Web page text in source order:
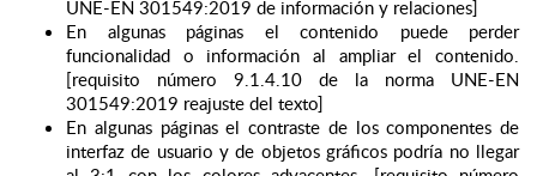
UNE-EN 301549:2019 de información y relaciones]
En algunas páginas el contenido puede perder
funcionalidad o información al ampliar el contenido.
[requisito número 9.1.4.10 de la norma UNE-EN
301549:2019 reajuste del texto]
En algunas páginas el contraste de los componentes de
interfaz de usuario y de objetos gráficos podría no llegar